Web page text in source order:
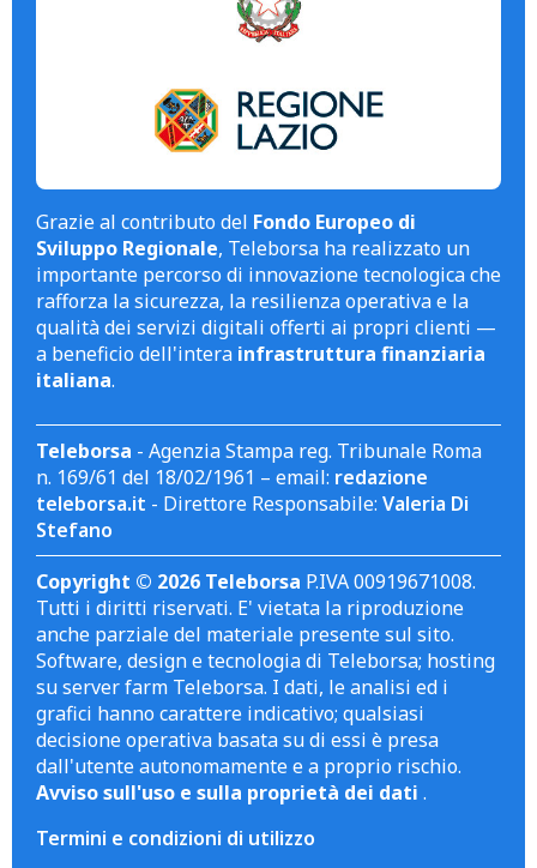
Grazie al contributo del Fondo Europeo di
Sviluppo Regionale, Teleborsa ha realizzato un
importante percorso di innovazione tecnologica che
rafforza la sicurezza, la resilienza operativa e la
qualità dei servizi digitali offerti ai propri clienti —
a beneficio dell'intera infrastruttura finanziaria
italiana.
Teleborsa - Agenzia Stampa reg. Tribunale Roma
n. 169/61 del 18/02/1961 – email: redazione
teleborsa.it - Direttore Responsabile: Valeria Di
Stefano
Copyright © 2026 Teleborsa P.IVA 00919671008.
Tutti i diritti riservati. E' vietata la riproduzione
anche parziale del materiale presente sul sito.
Software, design e tecnologia di Teleborsa; hosting
su server farm Teleborsa. I dati, le analisi ed i
grafici hanno carattere indicativo; qualsiasi
decisione operativa basata su di essi è presa
dall'utente autonomamente e a proprio rischio.
Avviso sull'uso e sulla proprietà dei dati .
Termini e condizioni di utilizzo